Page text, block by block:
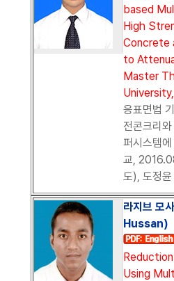
based
High
Concrete
to
Master
응표면법
전콘크리
퍼시스템
교,
도), 도정윤
라지브 모
Hussan)
Using